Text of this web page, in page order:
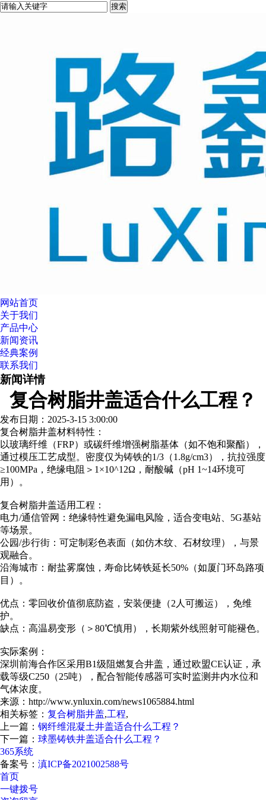
网站首页
关于我们
产品中心
新闻资讯
经典案例
联系我们
新闻详情
复合树脂井盖适合什么工程？
发布日期：2025-3-15 3:00:00
复合树脂井盖材料特性：
以玻璃纤维（FRP）或碳纤维增强树脂基体（如不饱和聚酯），
通过模压工艺成型。密度仅为铸铁的1/3（1.8g/cm3），抗拉强度
≥100MPa，绝缘电阻＞1×10^12Ω，耐酸碱（pH 1~14环境可
用）。
复合树脂井盖适用工程：
电力/通信管网：绝缘特性避免漏电风险，适合变电站、5G基站
等场景。
公园/步行街：可定制彩色表面（如仿木纹、石材纹理），与景
观融合。
沿海城市：耐盐雾腐蚀，寿命比铸铁延长50%（如厦门环岛路项
目）。
优点：零回收价值彻底防盗，安装便捷（2人可搬运），免维
护。
缺点：高温易变形（＞80℃慎用），长期紫外线照射可能褪色。
实际案例：
深圳前海合作区采用B1级阻燃复合井盖，通过欧盟CE认证，承
载等级C250（25吨），配合智能传感器可实时监测井内水位和
气体浓度。
来源：http://www.ynluxin.com/news1065884.html
相关标签： 复合树脂井盖,工程,
上一篇： 钢纤维混凝土井盖适合什么工程？
下一篇： 球墨铸铁井盖适合什么工程？
365系统
备案号： 滇ICP备2021002588号
首页
一键拨号